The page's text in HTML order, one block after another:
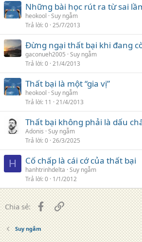
Những bài học rút ra từ sai
heokool Suy ngẫm
Trả lời 0 25/7/2013
Đừng ngại thất bại khi đang
gaconueh2005 Suy ngẫm
Trả lời 0 21/4/2013
Thất bại là một “gia vị”
heokool Suy ngẫm
Trả lời 11 21/4/2013
Thất bại không phải là dấu
Adonis Suy ngẫm
Trả lời 0 26/3/2025
H Cố chấp là cái cớ của thất bại
hanhtrinhdelta Suy ngẫm
Trả lời 0 1/1/2012
Chia sẻ: FacebookLiên kết
Suy ngẫm